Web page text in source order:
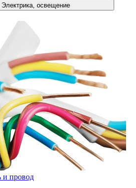
Электрика, освещение
и провод